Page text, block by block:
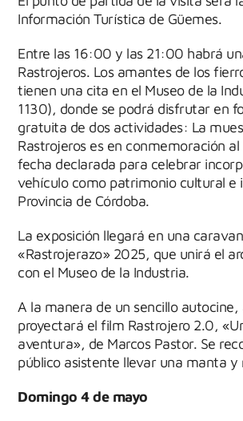
Información Turística de Güemes.
Entre las 16:00 y las 21:00 habrá
Rastrojeros. Los amantes de los
tienen una cita en el Museo de la
1130), donde se podrá disfrutar en
gratuita de dos actividades: La
Rastrojeros es en conmemoración al
fecha declarada para celebrar
vehículo como patrimonio cultural e
Provincia de Córdoba.
La exposición llegará en una
«Rastrojerazo» 2025, que unirá el
con el Museo de la Industria.
A la manera de un sencillo
proyectará el film Rastrojero 2.0,
aventura», de Marcos Pastor. Se
público asistente llevar una manta y
Domingo 4 de mayo